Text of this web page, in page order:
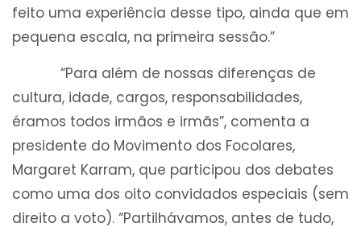
feito uma experiência desse tipo, ainda que em
pequena escala, na primeira sessão.”
“Para além de nossas diferenças de
cultura, idade, cargos, responsabilidades,
éramos todos irmãos e irmãs”, comenta a
presidente do Movimento dos Focolares,
Margaret Karram, que participou dos debates
como uma dos oito convidados especiais (sem
direito a voto). “Partilhávamos, antes de tudo,